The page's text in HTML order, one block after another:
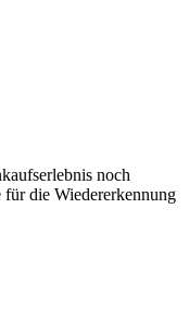
noch
für die Wiedererkennung